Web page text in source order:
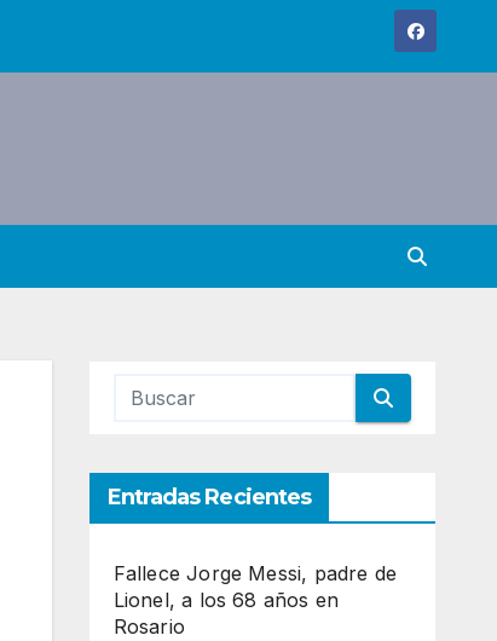
Entradas Recientes
Fallece Jorge Messi, padre de
Lionel, a los 68 años en
Rosario